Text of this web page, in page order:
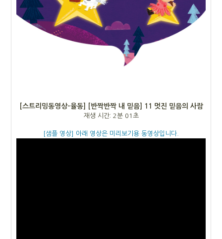
[스트리밍동영상-율동] [반짝반짝 내 믿음] 11 멋진 믿음의 사람
재생 시간: 2분 01초
[샘플 영상] 아래 영상은 미리보기용 동영상입니다.